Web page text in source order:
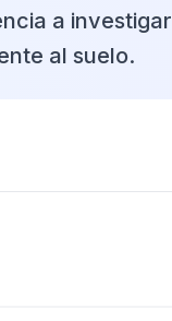
a investigar
al suelo.